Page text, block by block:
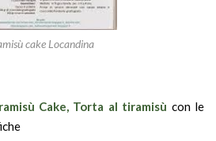
cake Locandina
Cake, Torta al tiramisù con le